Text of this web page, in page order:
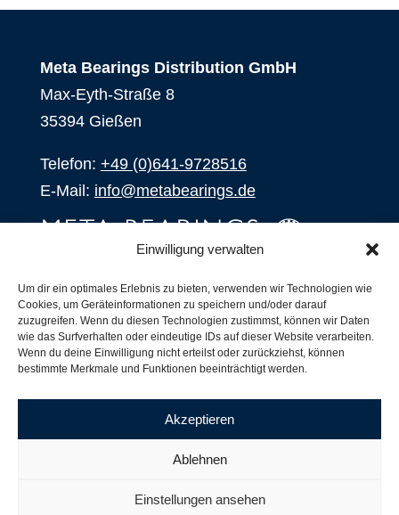
Einwilligung verwalten
Um dir ein optimales Erlebnis zu bieten, verwenden wir Technologien wie
Cookies, um Geräteinformationen zu speichern und/oder darauf
zuzugreifen. Wenn du diesen Technologien zustimmst, können wir Daten
wie das Surfverhalten oder eindeutige IDs auf dieser Website verarbeiten.
Wenn du deine Einwilligung nicht erteilst oder zurückziehst, können
bestimmte Merkmale und Funktionen beeinträchtigt werden.
Akzeptieren
Ablehnen
Einstellungen ansehen
Meta Bearings Distribution GmbH
Max-Eyth-Straße 8
35394 Gießen
Telefon: +49 (0)641-9728516
E-Mail: info@metabearings.de
SHOP
Produkte
Unsere Partner
Versand, Lieferung und Produktbestand
Nachsetzzeichen für Wälzlager